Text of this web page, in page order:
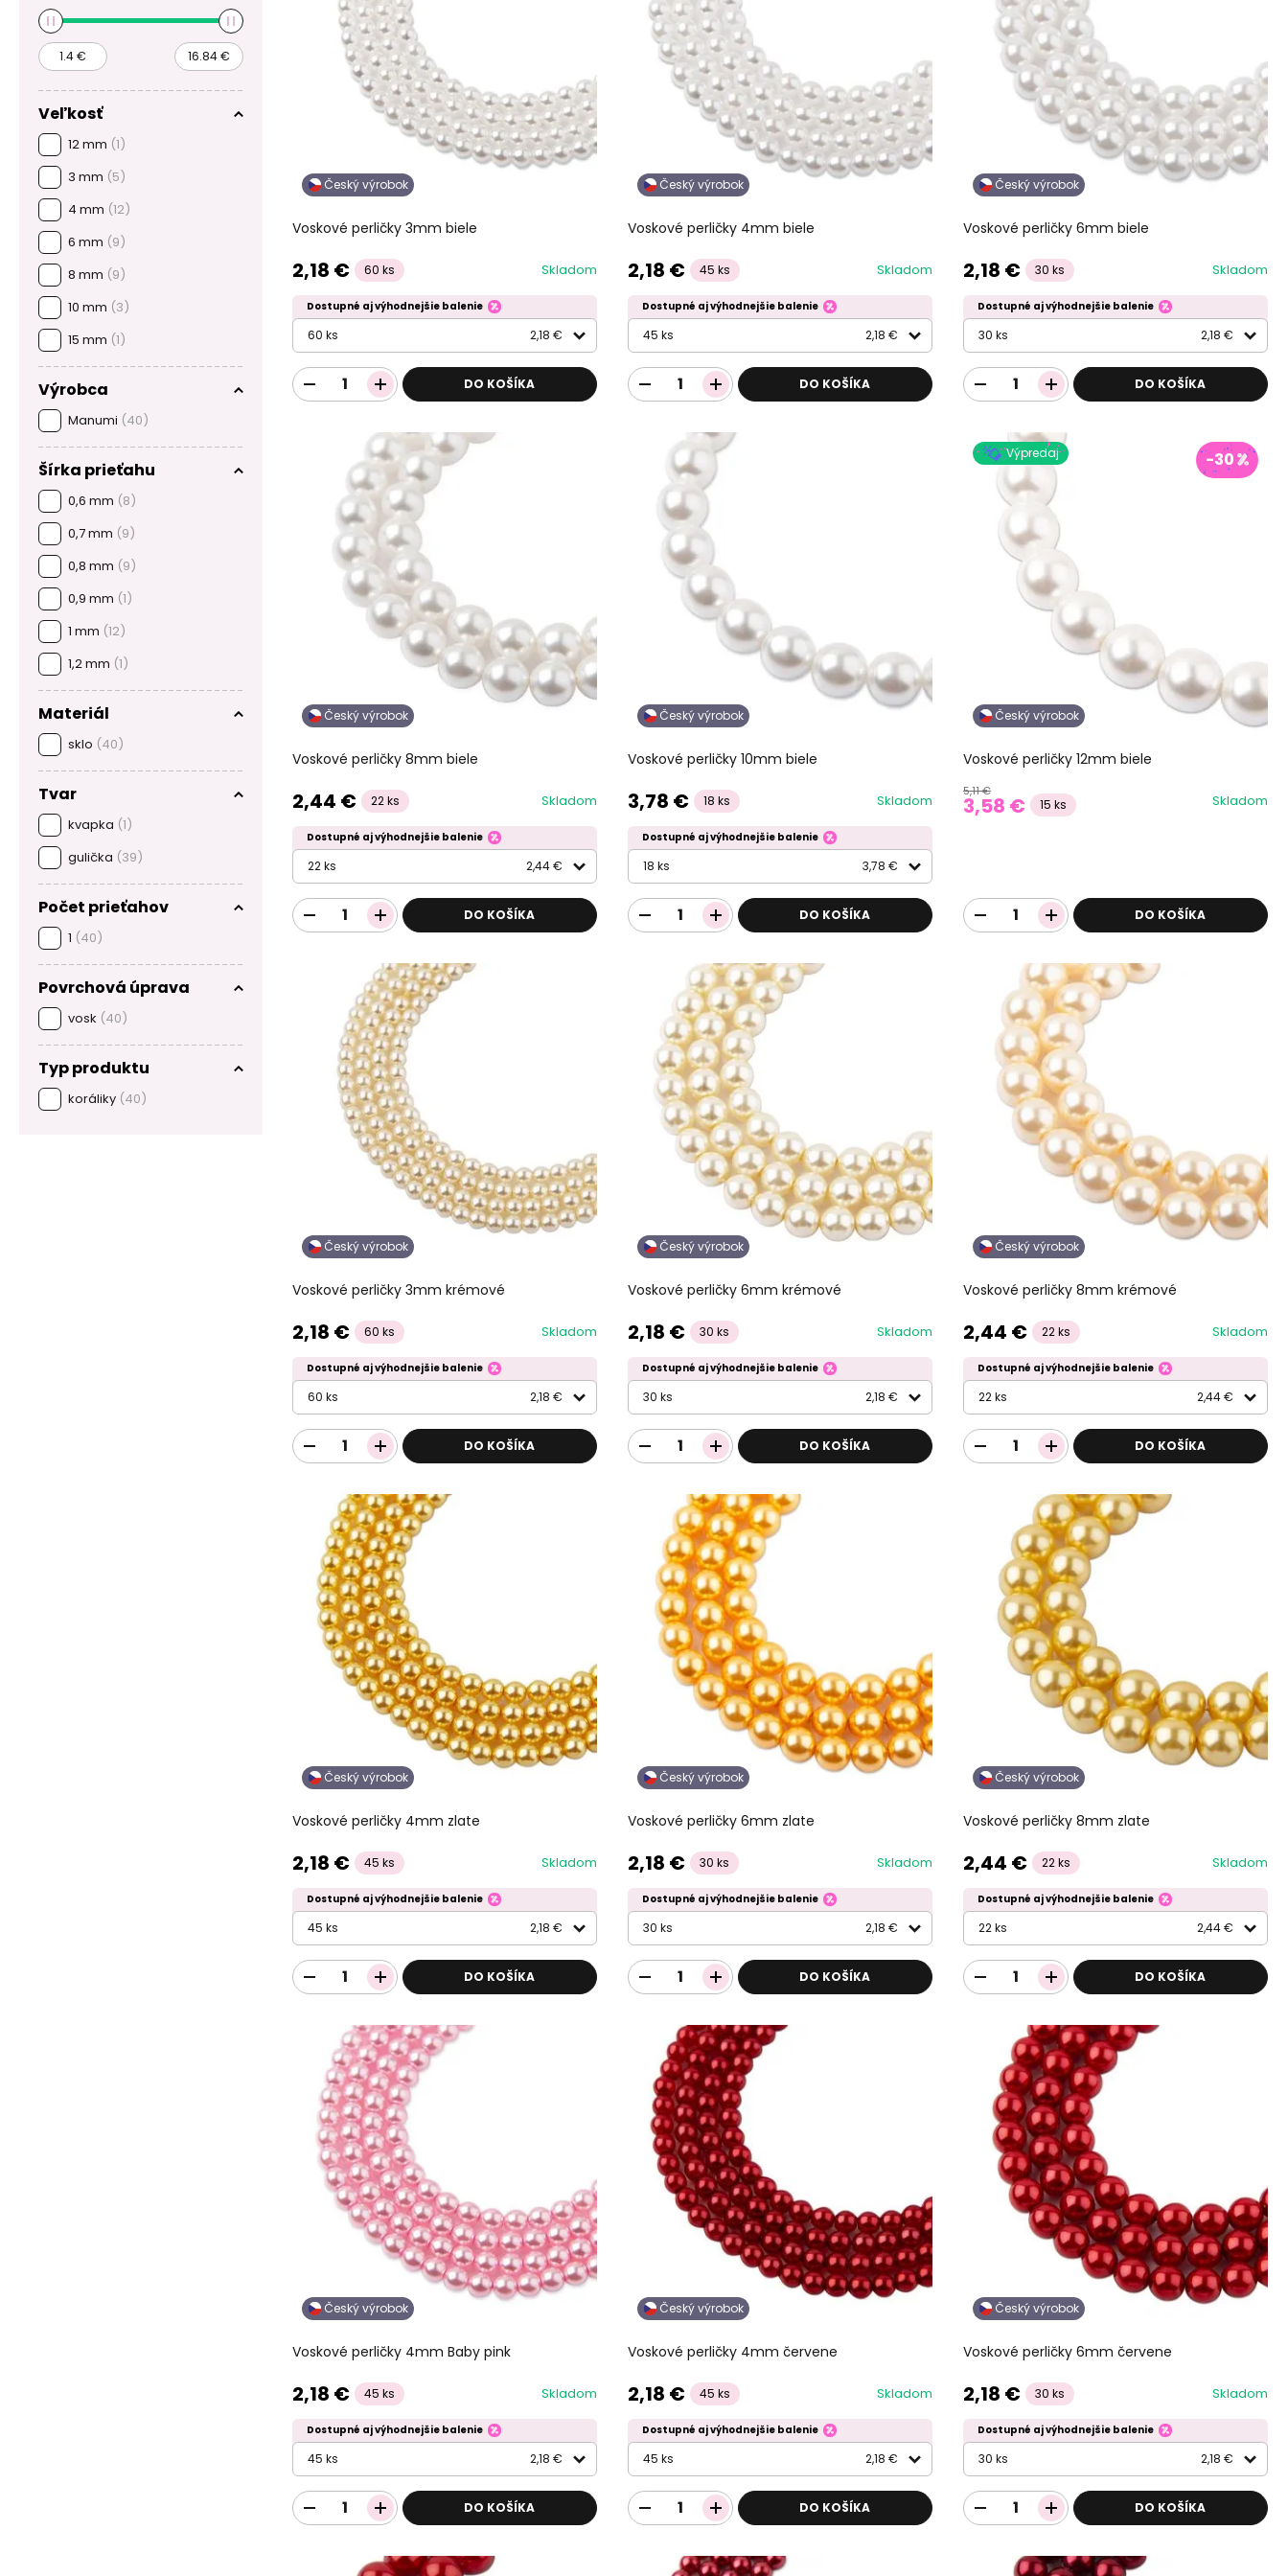
Veľkosť
12 mm (1)
3 mm (5)
4 mm (12)
6 mm (9)
8 mm (9)
10 mm (3)
15 mm (1)
Výrobca
Manumi (40)
Šírka prieťahu
0,6 mm (8)
0,7 mm (9)
0,8 mm (9)
0,9 mm (1)
1 mm (12)
1,2 mm (1)
Materiál
sklo (40)
Tvar
kvapka (1)
gulička (39)
Počet prieťahov
1 (40)
Povrchová úprava
vosk (40)
Typ produktu
koráliky (40)
Český výrobok
Voskové perličky 3mm biele
2,18 € 60 ks Skladom
Dostupné aj výhodnejšie balenie
60 ks 2,18 €
DO KOŠÍKA
Český výrobok
Voskové perličky 4mm biele
2,18 € 45 ks Skladom
Dostupné aj výhodnejšie balenie
45 ks 2,18 €
DO KOŠÍKA
Český výrobok
Voskové perličky 6mm biele
2,18 € 30 ks Skladom
Dostupné aj výhodnejšie balenie
30 ks 2,18 €
DO KOŠÍKA
Český výrobok
Voskové perličky 8mm biele
2,44 € 22 ks Skladom
Dostupné aj výhodnejšie balenie
22 ks 2,44 €
DO KOŠÍKA
Český výrobok
Voskové perličky 10mm biele
3,78 € 18 ks Skladom
Dostupné aj výhodnejšie balenie
18 ks 3,78 €
DO KOŠÍKA
Výpredaj
Český výrobok
-30
Voskové perličky 12mm biele
5,11 €
3,58 € 15 ks Skladom
DO KOŠÍKA
Český výrobok
Voskové perličky 3mm krémové
2,18 € 60 ks Skladom
Dostupné aj výhodnejšie balenie
60 ks 2,18 €
DO KOŠÍKA
Český výrobok
Voskové perličky 6mm krémové
2,18 € 30 ks Skladom
Dostupné aj výhodnejšie balenie
30 ks 2,18 €
DO KOŠÍKA
Český výrobok
Voskové perličky 8mm krémové
2,44 € 22 ks Skladom
Dostupné aj výhodnejšie balenie
22 ks 2,44 €
DO KOŠÍKA
Český výrobok
Voskové perličky 4mm zlate
2,18 € 45 ks Skladom
Dostupné aj výhodnejšie balenie
45 ks 2,18 €
DO KOŠÍKA
Český výrobok
Voskové perličky 6mm zlate
2,18 € 30 ks Skladom
Dostupné aj výhodnejšie balenie
30 ks 2,18 €
DO KOŠÍKA
Český výrobok
Voskové perličky 8mm zlate
2,44 € 22 ks Skladom
Dostupné aj výhodnejšie balenie
22 ks 2,44 €
DO KOŠÍKA
Český výrobok
Voskové perličky 4mm Baby pink
2,18 € 45 ks Skladom
Dostupné aj výhodnejšie balenie
45 ks 2,18 €
DO KOŠÍKA
Český výrobok
Voskové perličky 4mm červene
2,18 € 45 ks Skladom
Dostupné aj výhodnejšie balenie
45 ks 2,18 €
DO KOŠÍKA
Český výrobok
Voskové perličky 6mm červene
2,18 € 30 ks Skladom
Dostupné aj výhodnejšie balenie
30 ks 2,18 €
DO KOŠÍKA